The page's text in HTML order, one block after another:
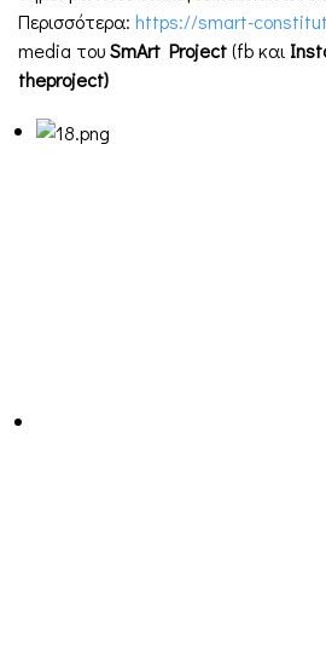
Περισσότερα: https://smart-
media τουSmArt Project(fb και
theproject)